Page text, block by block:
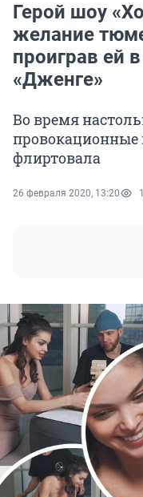
Герой шоу
желание
проиграв ей
«Дженге»
Во время
провокационные
флиртовала
26 февраля 2020, 13:20